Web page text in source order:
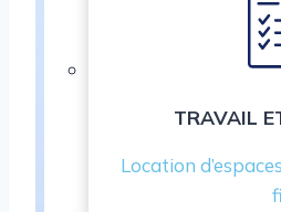
TRAVAIL
Location